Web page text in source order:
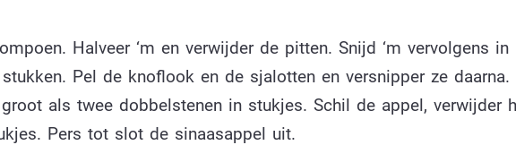
Halveer ‘m en verwijder de pitten. Snijd ‘m vervolgens in
Pel de knoflook en de sjalotten en versnipper ze daarna.
als twee dobbelstenen in stukjes. Schil de appel, verwijder
Pers tot slot de sinaasappel uit.